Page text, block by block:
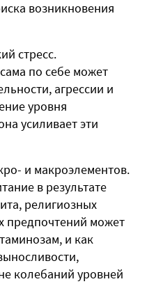
возникновения
стресс.
по себе может
агрессии и
уровня
усиливает эти
и макроэлементов.
в результате
религиозных
предпочтений может
и как
колебаний уровней